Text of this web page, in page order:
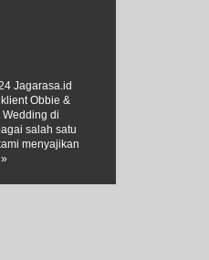
Jagarasa.id
Obbie &
di
salah satu
menyajikan